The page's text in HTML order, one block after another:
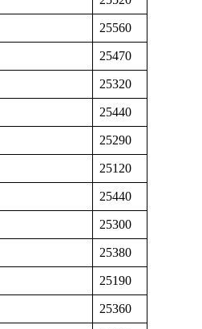
25560
25470
25320
25440
25290
25120
25440
25300
25380
25190
25360